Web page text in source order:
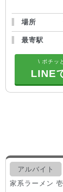
場所
最寄駅
\ ポチッ
LINE
アルバイト
家系ラーメン